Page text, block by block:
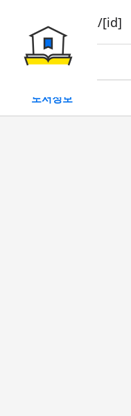
book/rent/[id]
대여
도서정보